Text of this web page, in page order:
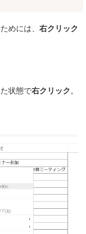
めには、 右クリック
状態で右クリック 。